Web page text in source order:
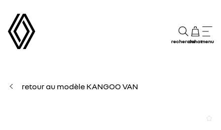
rechercheachatmenu
retour au modèle KANGOO VAN